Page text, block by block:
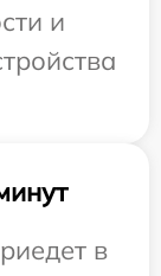
и
в